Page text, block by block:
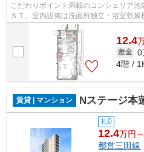
こだわりポイント満載のコンシェリア池
ＳＴ。室内設備は洗面所独立・浴室乾
ごしやすいお部屋になります。快適な...
12.4
敷金 0
4階 /
賃貸 | マンション Nステージ本
礼0
12.4万円～
都営三田線